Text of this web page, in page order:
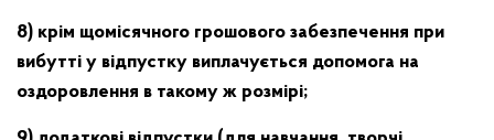
8) крім щомісячного грошового забезпечення при
вибутті у відпустку виплачується допомога на
оздоровлення в такому ж розмірі;